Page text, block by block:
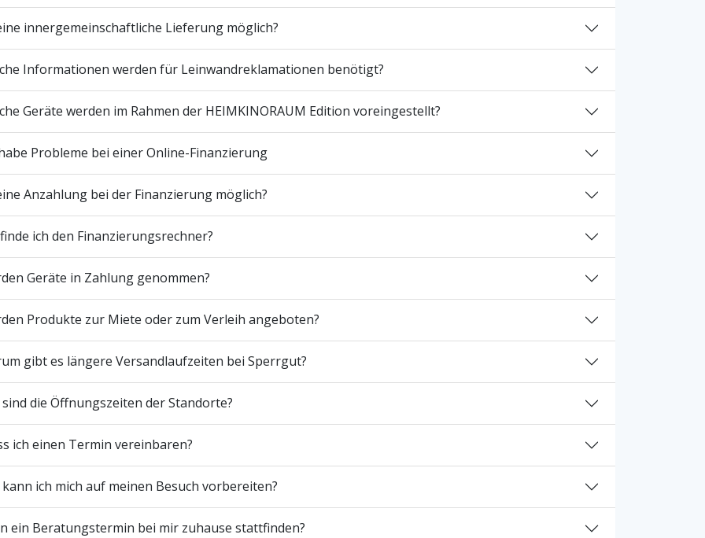
innergemeinschaftliche Lieferung möglich?
Informationen werden für Leinwandreklamationen benötigt?
Geräte werden im Rahmen der HEIMKINORAUM Edition voreingestellt?
Probleme bei einer Online-Finanzierung
Anzahlung bei der Finanzierung möglich?
ich den Finanzierungsrechner?
Geräte in Zahlung genommen?
Produkte zur Miete oder zum Verleih angeboten?
gibt es längere Versandlaufzeiten bei Sperrgut?
sind die Öffnungszeiten der Standorte?
ich einen Termin vereinbaren?
kann ich mich auf meinen Besuch vorbereiten?
ein Beratungstermin bei mir zuhause stattfinden?